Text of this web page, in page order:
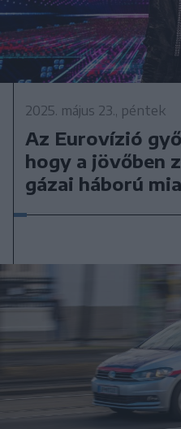
2025. május 23., péntek
Az Eurovízió
hogy a jövőben
gázai háború